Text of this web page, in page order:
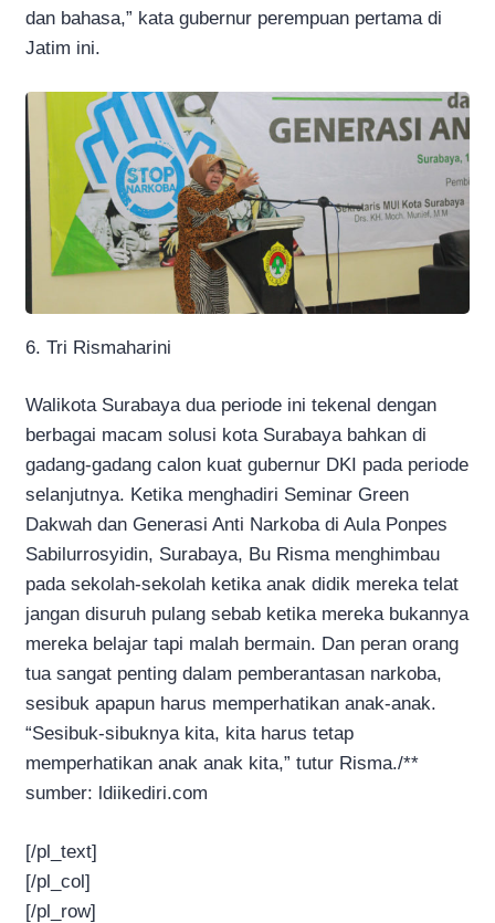
dan bahasa,” kata gubernur perempuan pertama di
Jatim ini.
6. Tri Rismaharini
Walikota Surabaya dua periode ini tekenal dengan
berbagai macam solusi kota Surabaya bahkan di
gadang-gadang calon kuat gubernur DKI pada periode
selanjutnya. Ketika menghadiri Seminar Green
Dakwah dan Generasi Anti Narkoba di Aula Ponpes
Sabilurrosyidin, Surabaya, Bu Risma menghimbau
pada sekolah-sekolah ketika anak didik mereka telat
jangan disuruh pulang sebab ketika mereka bukannya
mereka belajar tapi malah bermain. Dan peran orang
tua sangat penting dalam pemberantasan narkoba,
sesibuk apapun harus memperhatikan anak-anak.
“Sesibuk-sibuknya kita, kita harus tetap
memperhatikan anak anak kita,” tutur Risma./**
sumber: ldiikediri.com
[/pl_text]
[/pl_col]
[/pl_row]